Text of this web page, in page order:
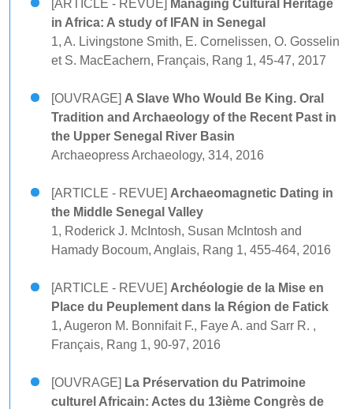
[ARTICLE - REVUE]
Managing Cultural Heritage
in Africa: A study of IFAN in Senegal
1, A. Livingstone Smith, E. Cornelissen, O. Gosselin
et S. MacEachern, Français, Rang 1, 45-47, 2017
[OUVRAGE] A Slave Who Would Be King. Oral
Tradition and Archaeology of the Recent Past in
the Upper Senegal River Basin
Archaeopress Archaeology, 314, 2016
[ARTICLE - REVUE] Archaeomagnetic Dating in
the Middle Senegal Valley
1, Roderick J. McIntosh, Susan McIntosh and
Hamady Bocoum, Anglais, Rang 1, 455-464, 2016
[ARTICLE - REVUE] Archéologie de la Mise en
Place du Peuplement dans la Région de Fatick
1, Augeron M. Bonnifait F., Faye A. and Sarr R. ,
Français, Rang 1, 90-97, 2016
[OUVRAGE] La Préservation du Patrimoine
culturel Africain: Actes du 13ième Congrès de